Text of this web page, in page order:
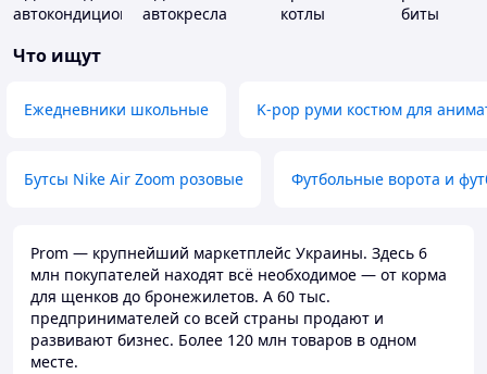
автокондиционеровавтокресла
котлы
биты
Что ищут
Ежедневники школьные K-pop руми костюм для
Бутсы Nike Air Zoom розовые Футбольные ворота и
Prom — крупнейший маркетплейс Украины. Здесь 6
млн покупателей находят всё необходимое — от корма
для щенков до бронежилетов. А 60 тыс.
предпринимателей со всей страны продают и
развивают бизнес. Более 120 млн товаров в одном
месте.